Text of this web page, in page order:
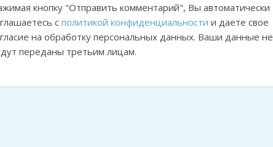
кнопку "Отправить комментарий", Вы автоматически
с политикой конфиденциальности и даете свое
на обработку персональных данных. Ваши данные не
переданы третьим лицам.